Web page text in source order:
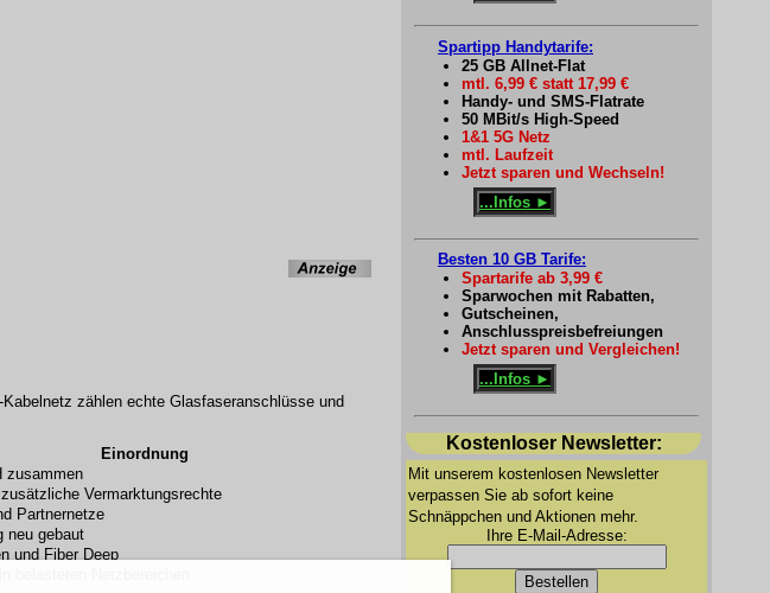
zählen echte Glasfaseranschlüsse und
Einordnung
zusammen
Vermarktungsrechte
Partnernetze
neu gebaut
und Fiber Deep
Spartipp Handytarife:
25 GB Allnet-Flat
mtl. 6,99 € statt 17,99 €
Handy- und SMS-Flatrate
50 MBit/s High-Speed
1&1 5G Netz
mtl. Laufzeit
Jetzt sparen und Wechseln!
...Infos ►
Besten 10 GB Tarife:
Spartarife ab 3,99 €
Sparwochen mit Rabatten,
Gutscheinen,
Anschlusspreisbefreiungen
Jetzt sparen und Vergleichen!
...Infos ►
Kostenloser Newsletter:
Mit unserem kostenlosen Newsletter
verpassen Sie ab sofort keine
Schnäppchen und Aktionen mehr.
Ihre E-Mail-Adresse: